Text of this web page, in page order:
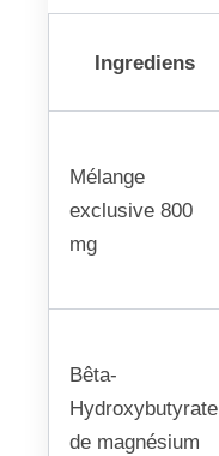
Ingrediens
Mélange
exclusive 800
mg
Bêta-
Hydroxybutyrate
de magnésium